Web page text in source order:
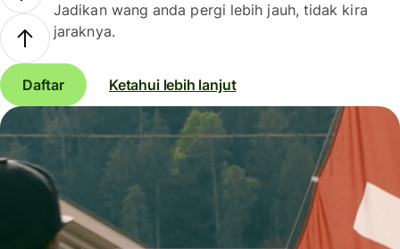
Jadikan wang anda pergi lebih jauh, tidak kira
jaraknya.
Daftar Ketahui lebih lanjut